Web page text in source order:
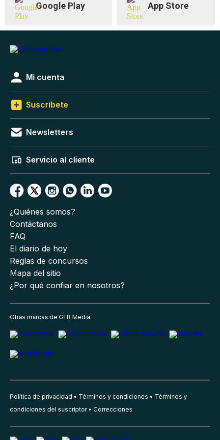
Google Play App Store
Mi cuenta
Suscríbete
Newsletters
Servicio al cliente
¿Quiénes somos?
Contáctanos
FAQ
El diario de hoy
Reglas de concursos
Mapa del sitio
¿Por qué confiar en nosotros?
Otras marcas de GFR Media
Política de privacidad Términos y condiciones
Términos y
condiciones del suscriptor
Correcciones